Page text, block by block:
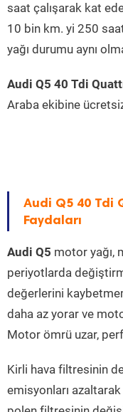
saat çalışarak kat
10 bin km. yi 250
yağı durumu aynı
Audi Q5 40 Tdi
Araba ekibine
Audi Q5 40 Tdi
Faydaları
Audi Q5 motor yağı,
periyotlarda
değerlerini
daha az yorar ve
Motor ömrü uzar,
Kirli hava filtresinin
emisyonları